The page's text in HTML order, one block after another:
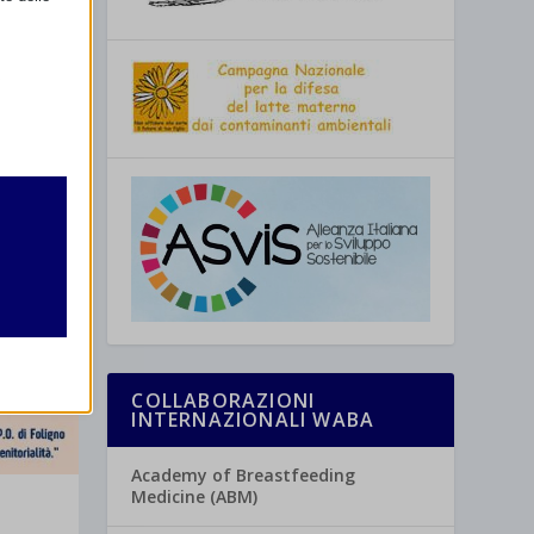
COLLABORAZIONI
INTERNAZIONALI WABA
Academy of Breastfeeding
Medicine (ABM)